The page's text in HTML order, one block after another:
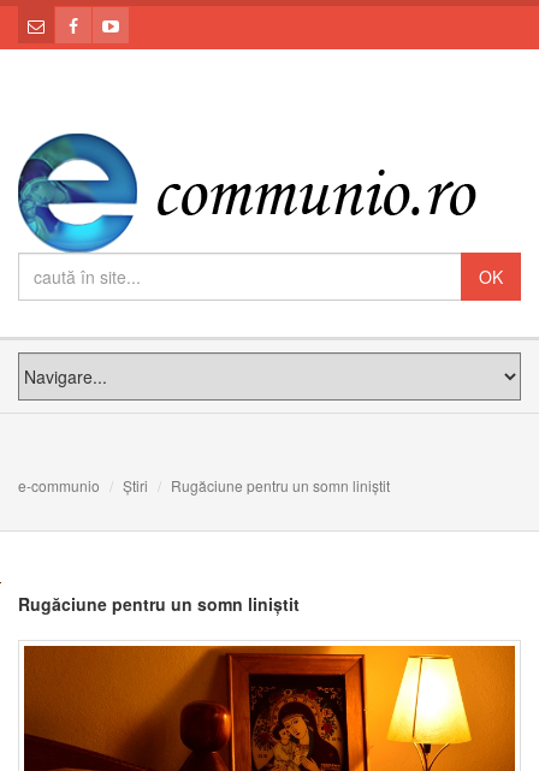
e-communio Știri Rugăciune pentru un somn liniștit
Rugăciune pentru un somn liniștit